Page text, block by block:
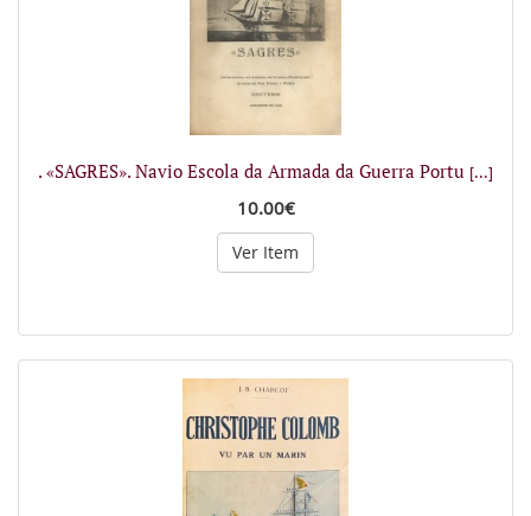
. «SAGRES». Navio Escola da Armada da Guerra Portu [...]
10.00€
Ver Item